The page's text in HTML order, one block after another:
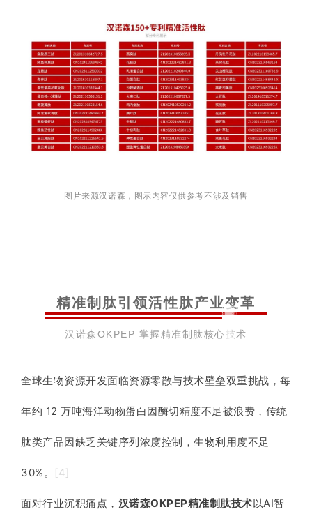
图片来源汉诺森，图示内容仅供参考不涉及销售
精准制肽引领活性肽产业变革
汉诺森OKPEP 掌握精准制肽核心技术
全球生物资源开发面临资源零散与技术壁垒双重挑战，每
年约 12 万吨海洋动物蛋白因酶切精度不足被浪费，传统
肽类产品因缺乏关键序列浓度控制，生物利用度不足
30%。 [4]
面对行业沉积痛点， 汉诺森OKPEP精准制肽技术以AI智